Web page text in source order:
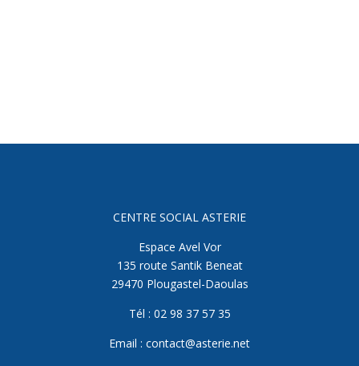
CENTRE SOCIAL ASTERIE
Espace Avel Vor
135 route Santik Beneat
29470 Plougastel-Daoulas
Tél : 02 98 37 57 35
Email : contact@asterie.net